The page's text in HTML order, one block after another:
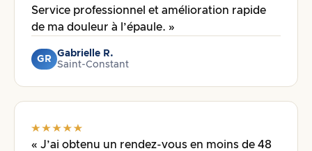
Service professionnel et amélioration rapide
de ma douleur à l’épaule. »
GR
Gabrielle R.
Saint-Constant
« J’ai obtenu un rendez-vous en moins de 48